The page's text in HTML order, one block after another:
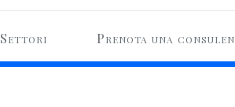
Settori Prenota una